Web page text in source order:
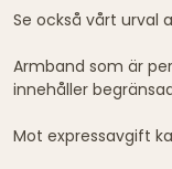
Se också vårt urval
Armband som är
innehåller
Mot expressavgift